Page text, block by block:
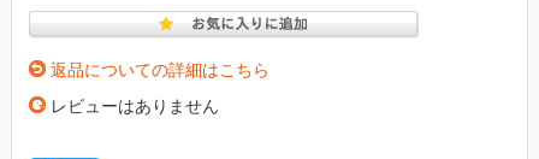
返品についての詳細はこちら
レビューはありません